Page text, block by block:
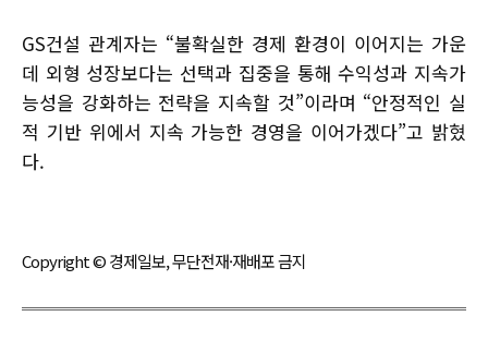
GS건설 관계자는 “불확실한 경제 환경이 이어지는 가운
데 외형 성장보다는 선택과 집중을 통해 수익성과 지속가
능성을 강화하는 전략을 지속할 것”이라며 “안정적인 실
적 기반 위에서 지속 가능한 경영을 이어가겠다”고 밝혔
다.
Copyright © 경제일보, 무단전재·재배포 금지